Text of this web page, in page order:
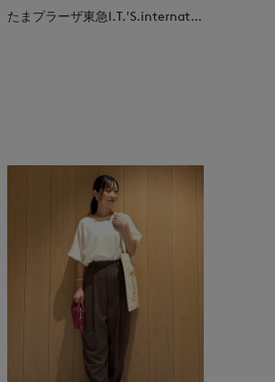
たまプラーザ東急I.T.'S.international